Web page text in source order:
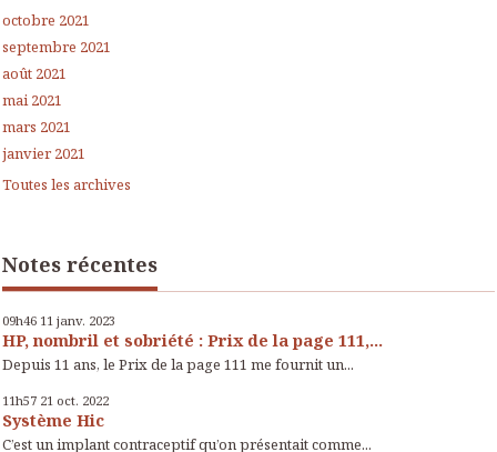
octobre 2021
septembre 2021
août 2021
mai 2021
mars 2021
janvier 2021
Toutes les archives
Notes récentes
09h46 11 janv. 2023
HP, nombril et sobriété : Prix de la page 111,...
Depuis 11 ans, le Prix de la page 111 me fournit un...
11h57 21 oct. 2022
Système Hic
C’est un implant contraceptif qu’on présentait comme...